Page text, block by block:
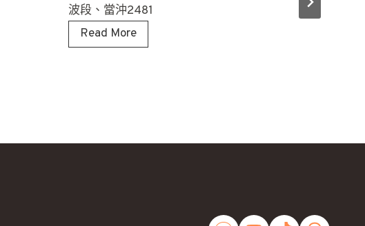
波段、當沖2481
Read More學
員